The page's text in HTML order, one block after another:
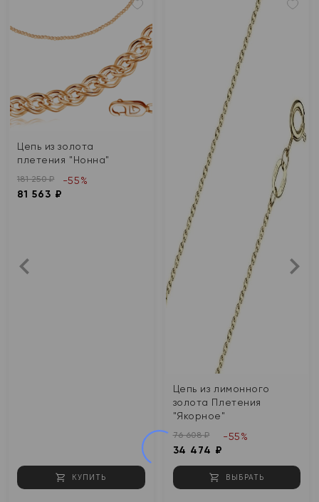
Цепь из золота
плетения "Нонна"
181 250 ₽
81 563 ₽
-55%
КУПИТЬ
Цепь из лимонного
золота Плетения
"Якорное"
76 608 ₽
34 474 ₽
-55%
ВЫБРАТЬ